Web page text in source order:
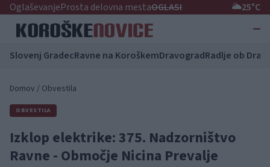
OglaševanjeProsta delovna mestaOGLASI 🌥️25°C
Slovenj GradecRavne na KoroškemDravogradRadlje ob Dravi
Domov / Obvestila
OBVESTILA
Izklop elektrike: 375. Nadzorništvo
Ravne - Območje Nicina Prevalje